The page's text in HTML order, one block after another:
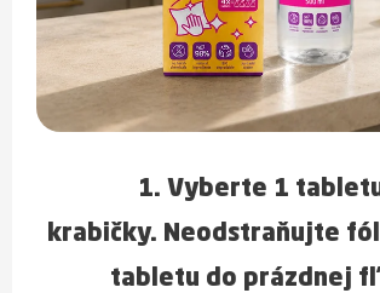
1. Vyberte 1
krabičky. Neodstraňujte
tabletu do prázdnej